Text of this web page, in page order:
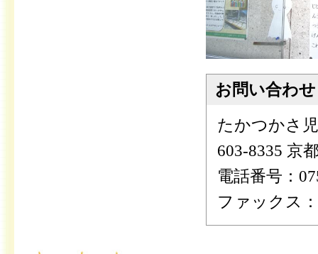
お問い合わせ
たかつかさ
603-8335 京
電話番号：
ファックス